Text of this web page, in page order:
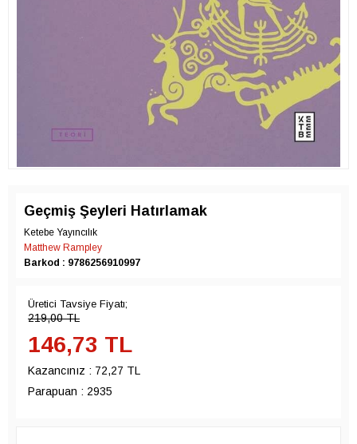
Geçmiş Şeyleri Hatırlamak
Ketebe Yayıncılık
Matthew Rampley
Barkod : 9786256910997
Üretici Tavsiye Fiyatı;
219,00TL
146,73 TL
Kazancınız : 72,27 TL
Parapuan : 2935